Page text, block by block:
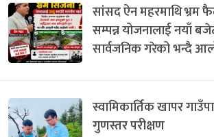
सांसद ऐन महरमाथि भ्रम
सम्पन्न योजनालाई नयाँ
सार्वजनिक गरेको भन्दै
स्वामिकार्तिक खापर
गुणस्तर परीक्षण